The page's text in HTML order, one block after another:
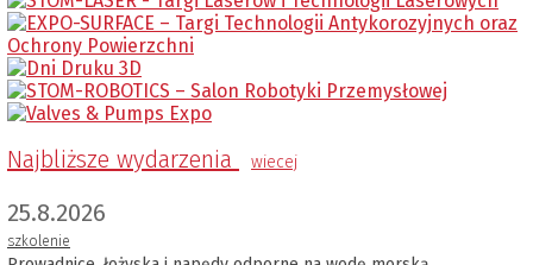
Najbliższe wydarzenia wiecej
25.8.2026
szkolenie